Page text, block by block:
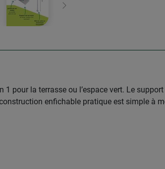
Continuer
1 pour la terrasse ou l’espace vert. Le
enfichable pratique est simple à